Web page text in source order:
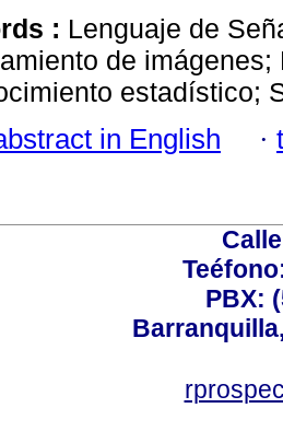
: Lenguaje de
de
estadístico;
in English ·
PBX: